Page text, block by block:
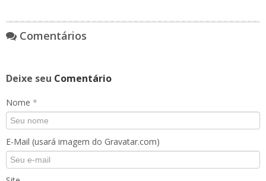
Comentários
Deixe seu Comentário
Nome *
E-Mail (usará imagem do Gravatar.com)